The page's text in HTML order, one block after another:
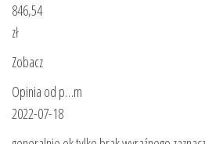
846,54
zł
Zobacz
Opinia od p…m
2022-07-18